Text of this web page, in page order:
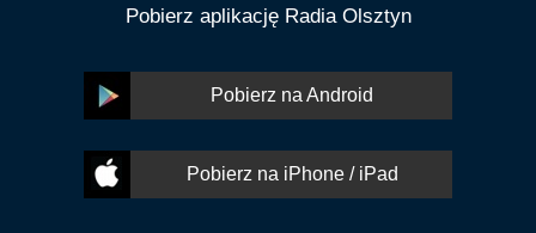
Pobierz aplikację Radia Olsztyn
Pobierz na Android
Pobierz na iPhone / iPad